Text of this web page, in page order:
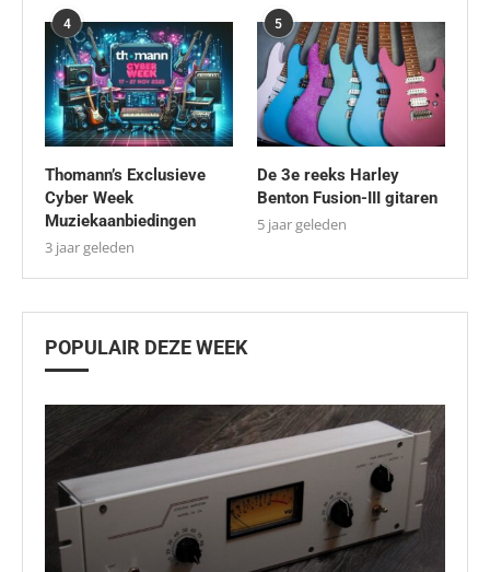
4
Thomann’s Exclusieve
Cyber Week
Muziekaanbiedingen
3 jaar geleden
5
De 3e reeks Harley
Benton Fusion-III gitaren
5 jaar geleden
POPULAIR DEZE WEEK